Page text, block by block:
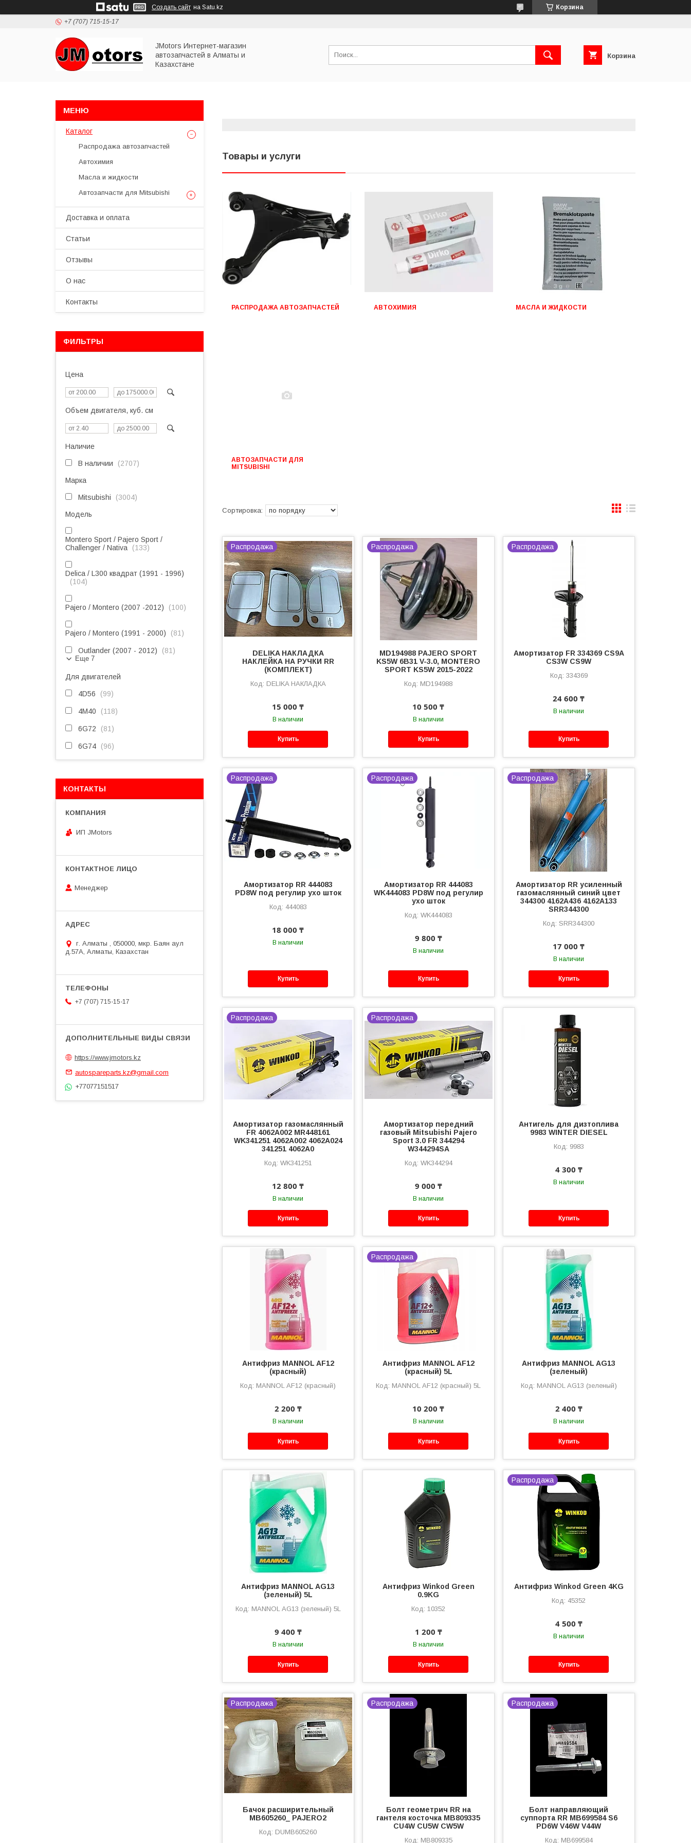
Создать сайт на Satu.kz Корзина
+7 (707) 715-15-17
JMotors Интернет-магазин
автозапчастей в Алматы и
Казахстане
Корзина
Товары и услуги
РАСПРОДАЖА АВТОЗАПЧАСТЕЙ АВТОХИМИЯ МАСЛА И ЖИДКОСТИ
АВТОЗАПЧАСТИ ДЛЯ
MITSUBISHI
Распродажа
DELIKA НАКЛАДКА
НАКЛЕЙКА НА РУЧКИ RR
(КОМПЛЕКТ)
DELIKA НАКЛАДКА
15 000 ₸
В наличии
Купить
Распродажа
MD194988 PAJERO SPORT
KS5W 6B31 V-3.0, MONTERO
SPORT KS5W 2015-2022
MD194988
10 500 ₸
В наличии
Купить
Распродажа
Амортизатор FR 334369 CS9A
CS3W CS9W
334369
24 600 ₸
В наличии
Купить
Распродажа
Амортизатор RR 444083
PD8W под регулир ухо шток
444083
18 000 ₸
В наличии
Купить
Распродажа
Амортизатор RR 444083
WK444083 PD8W под регулир
ухо шток
WK444083
9 800 ₸
В наличии
Купить
Распродажа
Амортизатор RR усиленный
газомаслянный синий цвет
344300 4162A436 4162A133
SRR344300
SRR344300
17 000 ₸
В наличии
Купить
Распродажа
Амортизатор газомаслянный
FR 4062A002 MR448161
WK341251 4062A002 4062A024
341251 4062A0
WK341251
12 800 ₸
В наличии
Купить
Распродажа
Амортизатор передний
газовый Mitsubishi Pajero
Sport 3.0 FR 344294
W344294SA
WK344294
9 000 ₸
В наличии
Купить
Антигель для дизтоплива
9983 WINTER DIESEL
9983
4 300 ₸
В наличии
Купить
Антифриз MANNOL AF12
(красный)
MANNOL AF12 (красный)
2 200 ₸
В наличии
Купить
Распродажа
Антифриз MANNOL AF12
(красный) 5L
MANNOL AF12 (красный) 5L
10 200 ₸
В наличии
Купить
Антифриз MANNOL AG13
(зеленый)
MANNOL AG13 (зеленый)
2 400 ₸
В наличии
Купить
Антифриз MANNOL AG13
(зеленый) 5L
MANNOL AG13 (зеленый) 5L
9 400 ₸
В наличии
Купить
Антифриз Winkod Green
0.9KG
10352
1 200 ₸
В наличии
Купить
Распродажа
Антифриз Winkod Green 4KG
45352
4 500 ₸
В наличии
Купить
Распродажа
Бачок расширительный
MB605260_ PAJERO2
DUMB605260
Распродажа
Болт геометрич RR на
гантеля косточка MB809335
CU4W CU5W CW5W
MB809335
Распродажа
Болт направляющий
суппорта RR MB699584 S6
PD6W V46W V44W
MB699584
Каталог
Распродажа автозапчастей
Автохимия
Масла и жидкости
Автозапчасти для Mitsubishi
Доставка и оплата
Статьи
Отзывы
О нас
Контакты
ФИЛЬТРЫ
Цена
Объем двигателя, куб. см
Наличие
В наличии 2707
Марка
Mitsubishi 3004
Модель
Montero Sport / Pajero Sport /
Challenger / Nativa
133
Delica / L300 квадрат (1991 - 1996)
104
Pajero / Montero (2007 -2012) 100
Pajero / Montero (1991 - 2000) 81
Outlander (2007 - 2012) 81
Еще 7
Для двигателей
4D56 99
4M40 118
6G72 81
6G74 96
КОНТАКТЫ
ИП JMotors
Менеджер
г. Алматы , 050000, мкр. Баян аул
д.57А, Алматы, Казахстан
+7 (707) 715-15-17
https://www.jmotors.kz
autospareparts.kz@gmail.com
+77077151517